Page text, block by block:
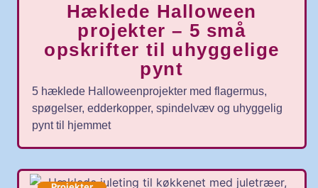
Hæklede Halloween
projekter – 5 små
opskrifter til uhyggelige
pynt
5 hæklede Halloweenprojekter med flagermus,
spøgelser, edderkopper, spindelvæv og uhyggelig
pynt til hjemmet